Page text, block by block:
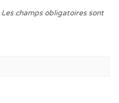
Les champs obligatoires sont